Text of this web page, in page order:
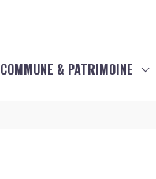
COMMUNE & PATRIMOINE